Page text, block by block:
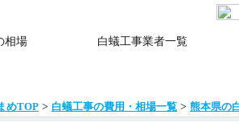
相場 白蟻工事業者一覧
めTOP > 白蟻工事の費用・相場一覧 > 熊本県の